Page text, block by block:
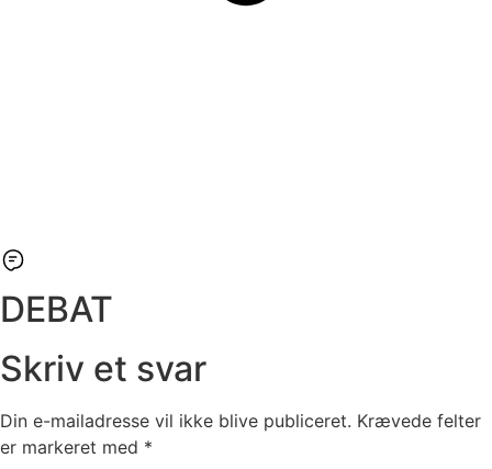
DEBAT
Skriv et svar
Din e-mailadresse vil ikke blive publiceret. Krævede felter
er markeret med *